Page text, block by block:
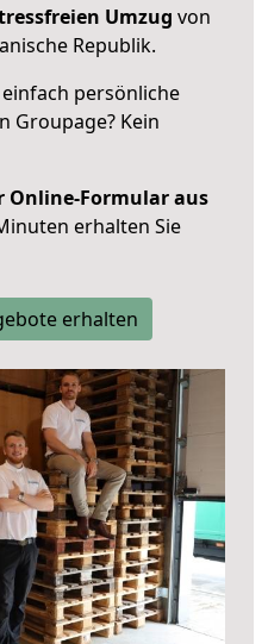
Umzug von
Republik.
persönliche
Groupage? Kein
Online-Formular aus
erhalten Sie
erhalten